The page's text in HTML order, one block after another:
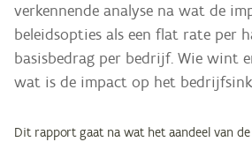
verkennende analyse na wat de
beleidsopties als een flat rate per
basisbedrag per bedrijf. Wie wint
wat is de impact op het
Dit rapport gaat na wat het aandeel van de